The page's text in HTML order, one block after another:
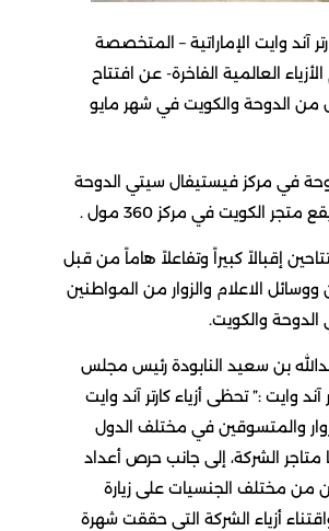
آند وايت الإماراتية – المتخصصة
العالمية الفاخرة- عن افتتاح
الدوحة والكويت في شهر مايو
في مركز فيستيفال سيتي الدوحة
متجر الكويت في مركز 360 مول .
إقبالاً كبيراً وتفاعلاً هاماً من قبل
ووسائل الاعلام والزوار من المواطنين
والكويت.
بن سعيد النابودة رئيس مجلس
آند وايت :” تحظى أزياء كارتر آند وايت
والمتسوقين في مختلف الدول
متاجر الشركة، إلى جانب حرص أعداد
من مختلف الجنسيات على زيارة
أزياء الشركة التي حققت شهرة